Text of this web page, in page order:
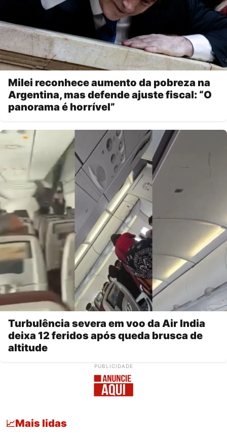
Milei reconhece aumento da pobreza na
Argentina, mas defende ajuste fiscal: “O
panorama é horrível”
Turbulência severa em voo da Air India
deixa 12 feridos após queda brusca de
altitude
PUBLICIDADE
📈Mais lidas